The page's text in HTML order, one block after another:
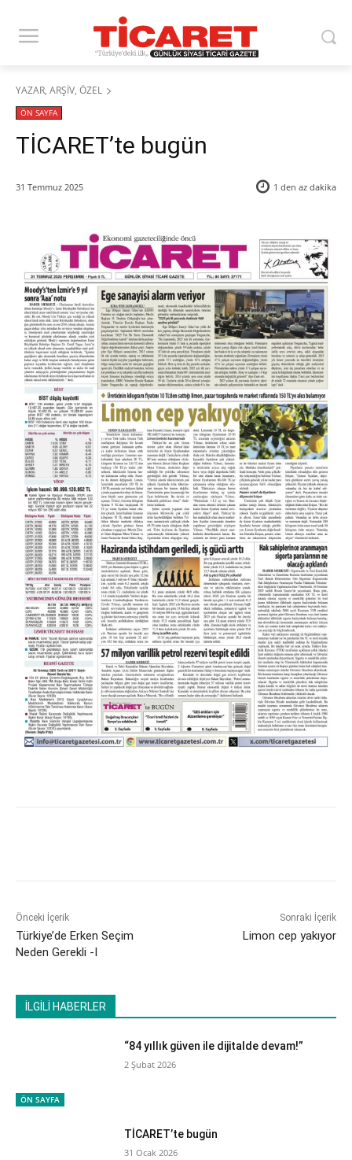
YAZAR, ARŞİV, ÖZEL
ÖN SAYFA
TİCARET’te bugün
31 Temmuz 2025 1 den az dakika
Önceki İçerik
Türkiye’de Erken Seçim
Neden Gerekli -I
Sonraki İçerik
Limon cep yakıyor
İLGİLİ HABERLER
ÖN SAYFA
“84 yıllık güven ile dijitalde devam!”
2 Şubat 2026
TİCARET’te bugün
31 Ocak 2026